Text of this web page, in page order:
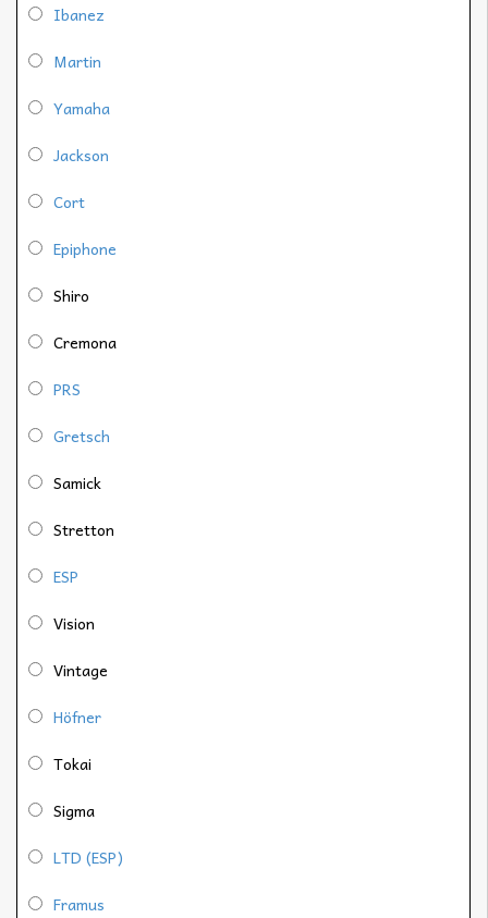
Ibanez
Martin
Yamaha
Jackson
Cort
Epiphone
Shiro
Cremona
PRS
Gretsch
Samick
Stretton
ESP
Vision
Vintage
Höfner
Tokai
Sigma
LTD (ESP)
Framus